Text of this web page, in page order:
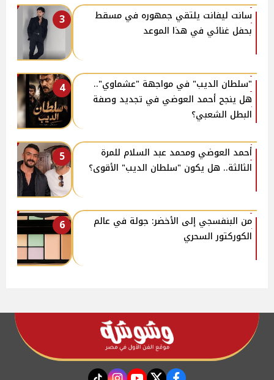
3
سانت ليفانت يلتقي جمهوره في مسقط
بحفل غنائي في هذا الموعد
4
"سلطان الديب" في مواجهة "عشماوي"..
هل ينجح أحمد العوضي في تجديد وصفة
البطل الشعبي؟
5
أحمد العوضي ومحمد عبد السلام للمرة
الثالثة.. هل يكون "سلطان الديب" الأقوى؟
6
من البنفسجي إلى الأخضر: جولة في عالم
الكوركتور السحري